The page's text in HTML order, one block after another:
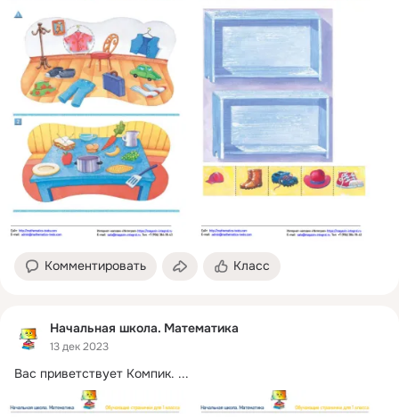
Комментировать Класс
Начальная школа. Математика
13 дек 2023
Вас приветствует Компик. ...